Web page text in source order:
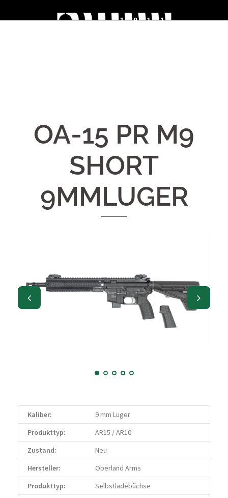
OA-15 PR M9
SHORT
9MMLUGER
Kaliber:
9 mm Luger
Produkttyp:
AR15 / AR10
Zustand:
Neu
Hersteller:
Oberland Arms
Produkttyp:
Selbstladebüchse